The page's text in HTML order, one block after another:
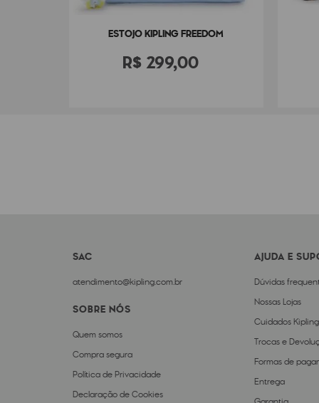
ESTOJO KIPLING FREEDOM
R$ 299,00
SAC
atendimento@kipling.com.br
SOBRE NÓS
Quem somos
Compra segura
Política de Privacidade
Declaração de Cookies
AJUDA E
Dúvidas
Nossas Lojas
Cuidados Kipling
Trocas e
Formas de
Entrega